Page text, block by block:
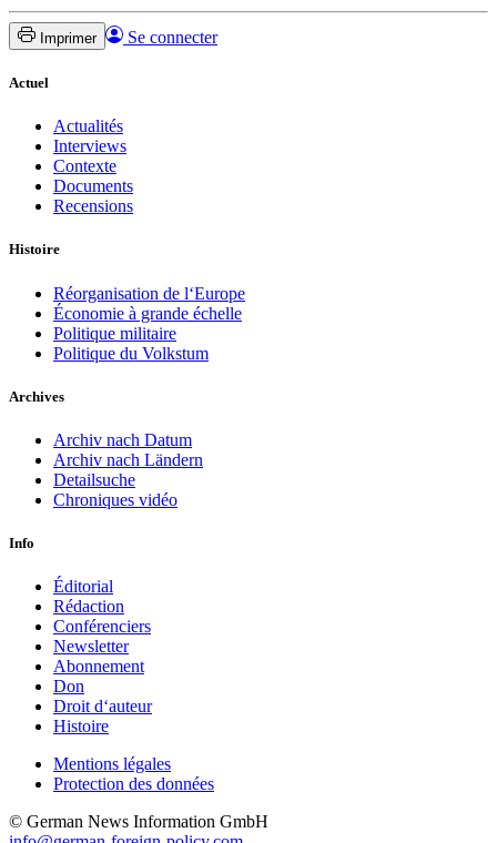
Imprimer Se connecter
Actuel
Actualités
Interviews
Contexte
Documents
Recensions
Histoire
Réorganisation de l‘Europe
Économie à grande échelle
Politique militaire
Politique du Volkstum
Archives
Archiv nach Datum
Archiv nach Ländern
Detailsuche
Chroniques vidéo
Info
Éditorial
Rédaction
Conférenciers
Newsletter
Abonnement
Don
Droit d‘auteur
Histoire
Mentions légales
Protection des données
© German News Information GmbH